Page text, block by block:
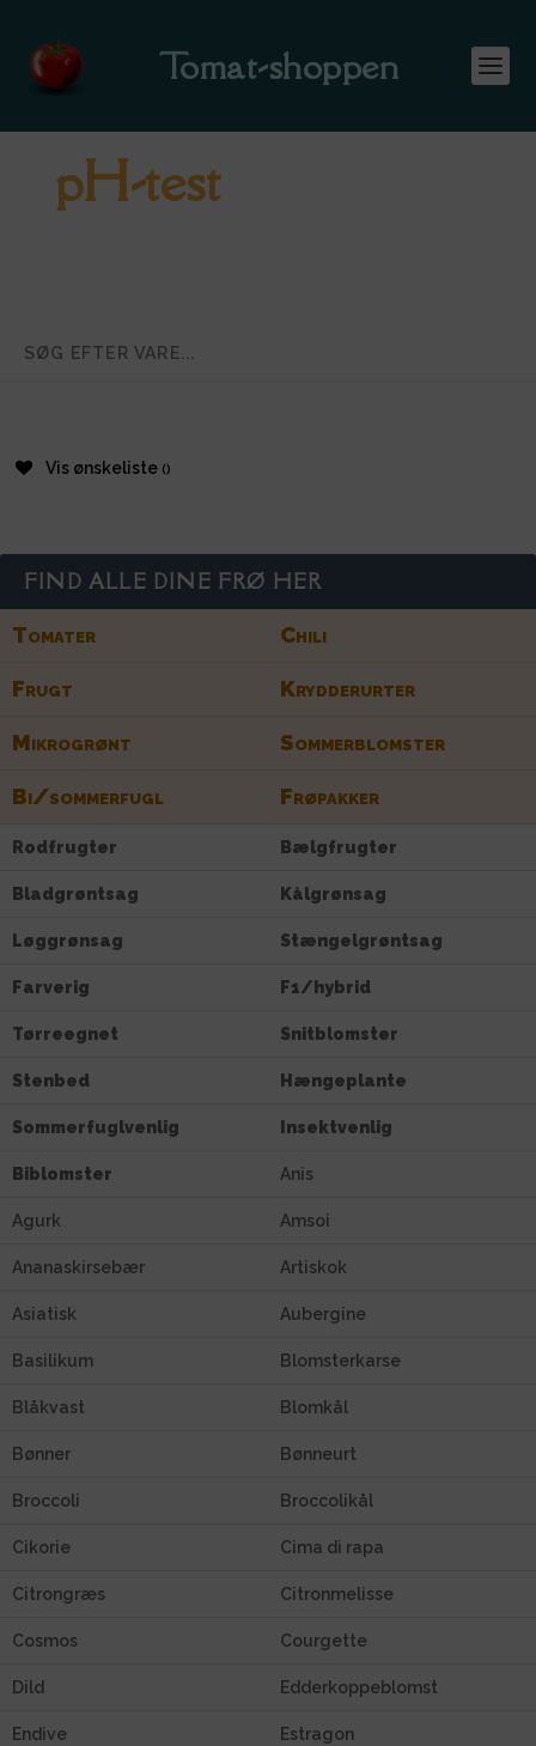
Tomat-shoppen
pH-test
Vis ønskeliste
FIND ALLE DINE FRØ HER
Tomater Chili
Frugt Krydderurter
Mikrogrønt Sommerblomster
Bi/sommerfugl Frøpakker
Rodfrugter Bælgfrugter
Bladgrøntsag Kålgrønsag
Løggrønsag Stængelgrøntsag
Farverig F1/hybrid
Tørreegnet Snitblomster
Stenbed Hængeplante
Sommerfuglvenlig Insektvenlig
Biblomster Anis
Agurk Amsoi
Ananaskirsebær Artiskok
Asiatisk Aubergine
Basilikum Blomsterkarse
Blåkvast Blomkål
Bønner Bønneurt
Broccoli Broccolikål
Cikorie Cima di rapa
Citrongræs Citronmelisse
Cosmos Courgette
Dild Edderkoppeblomst
Endive Estragon